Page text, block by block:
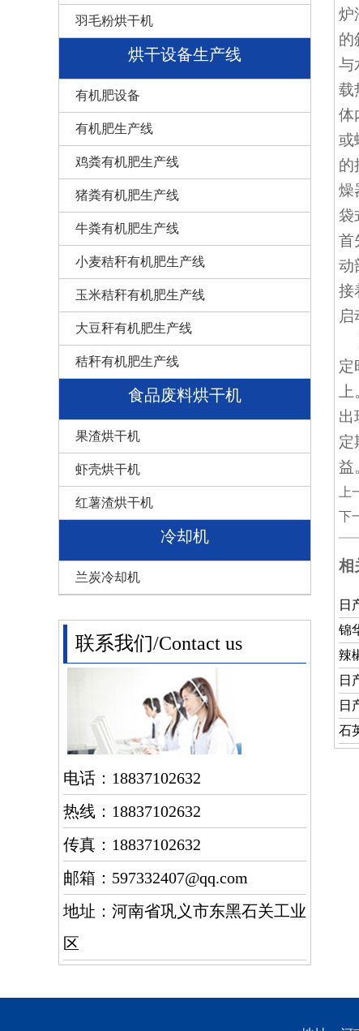
羽毛粉烘干机
烘干设备生产线
有机肥设备
有机肥生产线
鸡粪有机肥生产线
猪粪有机肥生产线
牛粪有机肥生产线
小麦秸秆有机肥生产线
玉米秸秆有机肥生产线
大豆秆有机肥生产线
秸秆有机肥生产线
食品废料烘干机
果渣烘干机
虾壳烘干机
红薯渣烘干机
冷却机
兰炭冷却机
联系我们/Contact us
电话：18837102632
热线：18837102632
传真：18837102632
邮箱：597332407@qq.com
地址：河南省巩义市东黑石关工业
区
炉
的
与
载
体
或
的
燥
袋
首
动
接
定
出
定
益
上
下
相
日
锦
辣
日
日
石